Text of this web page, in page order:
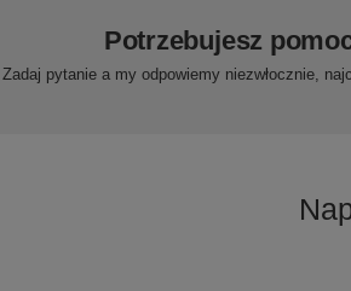
Potrzebujesz
Zadaj pytanie a my odpowiemy niezwłocznie,